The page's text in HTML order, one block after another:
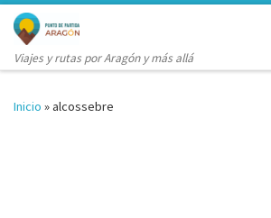
Saltar al contenido
Viajes y rutas por Aragón y más allá
Inicio »alcossebre